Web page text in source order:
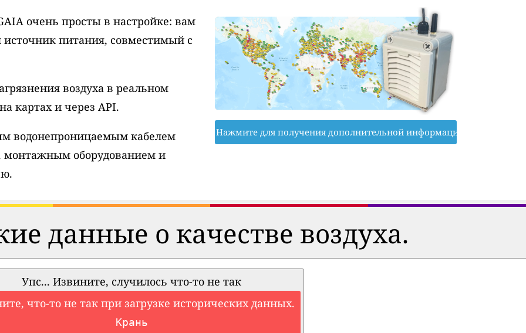
очень просты в настройке: вам
питания, совместимый с
воздуха в реальном
картах и через API.
водонепроницаемым кабелем
монтажным оборудованием и
Нажмите для получения дополнительной информации
данные о качестве воздуха.
Упс... Извините, случилось что-то не так
что-то не так при загрузке исторических данных.
Крань